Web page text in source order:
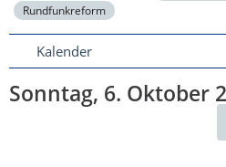
Rundfunkreform
Kalender
Sonntag, 6. Oktober